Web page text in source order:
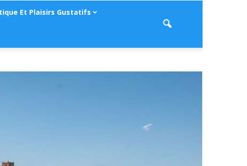
Et Plaisirs Gustatifs